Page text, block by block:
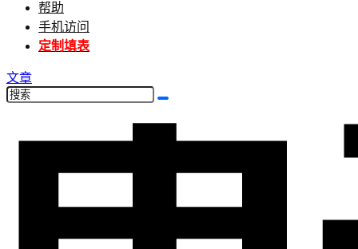
帮助
手机访问
定制填表
文章